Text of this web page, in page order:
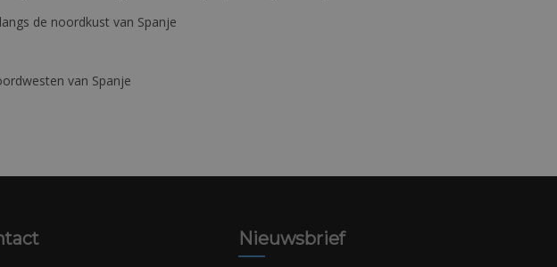
de noordkust van Spanje
van Spanje
Nieuwsbrief